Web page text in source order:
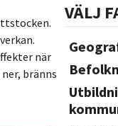
när
bränns
VÄLJ